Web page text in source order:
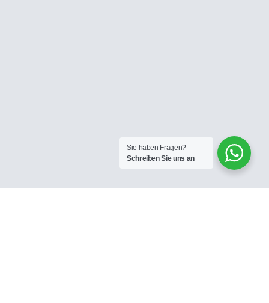
Sie haben Fragen?
Schreiben Sie uns an